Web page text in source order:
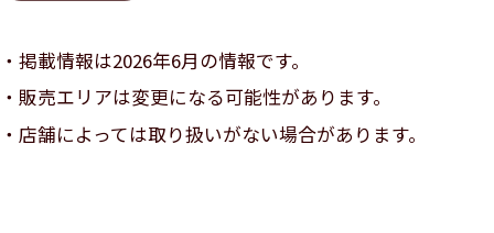
掲載情報は2026年6月の情報です。
販売エリアは変更になる可能性があります。
店舗によっては取り扱いがない場合があります。